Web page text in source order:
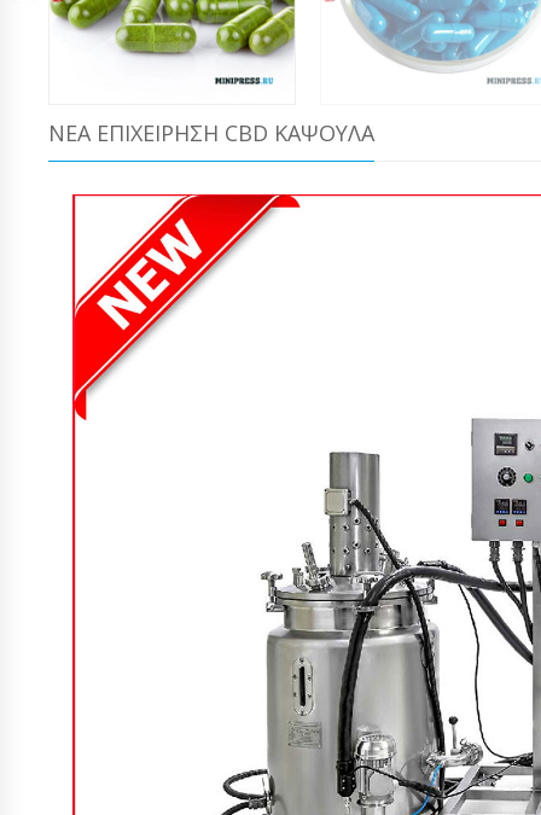
ΝΈΑ ΕΠΙΧΕΊΡΗΣΗ CBD ΚΆΨΟΥΛΑ